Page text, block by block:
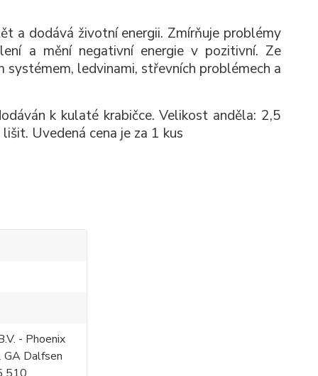
a dodává životní energii. Zmírňuje problémy
a mění negativní energie v pozitivní. Ze
ledvinami, střevních problémech a
k kulaté krabičce. Velikost anděla: 2,5
Uvedená cena je za 1 kus
- Phoenix
Dalfsen